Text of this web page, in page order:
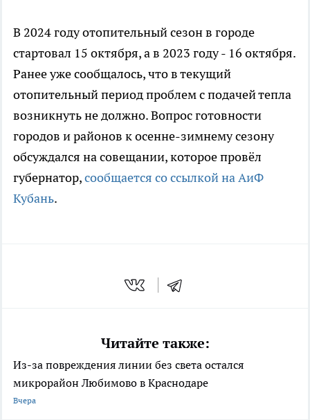
В 2024 году отопительный сезон в городе
стартовал 15 октября, а в 2023 году - 16 октября.
Ранее уже сообщалось, что в текущий
отопительный период проблем с подачей тепла
возникнуть не должно. Вопрос готовности
городов и районов к осенне-зимнему сезону
обсуждался на совещании, которое провёл
губернатор,сообщается со ссылкой на АиФ
Кубань.
Читайте также:
Из-за повреждения линии без света остался
микрорайон Любимово в Краснодаре
Вчера